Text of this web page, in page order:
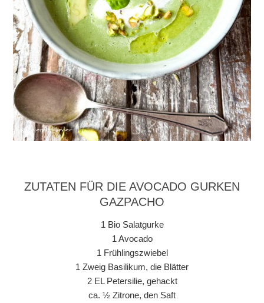
ZUTATEN FÜR DIE AVOCADO GURKEN
GAZPACHO
1 Bio Salatgurke
1 Avocado
1 Frühlingszwiebel
1 Zweig Basilikum, die Blätter
2 EL Petersilie, gehackt
ca. ½ Zitrone, den Saft